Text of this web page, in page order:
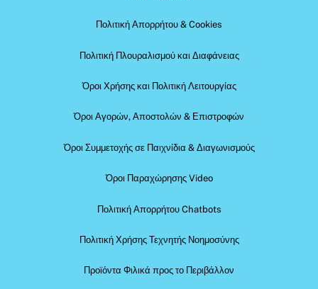
Πολιτική Απορρήτου & Cookies
Πολιτική Πλουραλισμού και Διαφάνειας
Όροι Χρήσης και Πολιτική Λειτουργίας
Όροι Αγορών, Αποστολών & Επιστροφών
Όροι Συμμετοχής σε Παιχνίδια & Διαγωνισμούς
Όροι Παραχώρησης Video
Πολιτική Απορρήτου Chatbots
Πολιτική Χρήσης Τεχνητής Νοημοσύνης
Προϊόντα Φιλικά προς το Περιβάλλον